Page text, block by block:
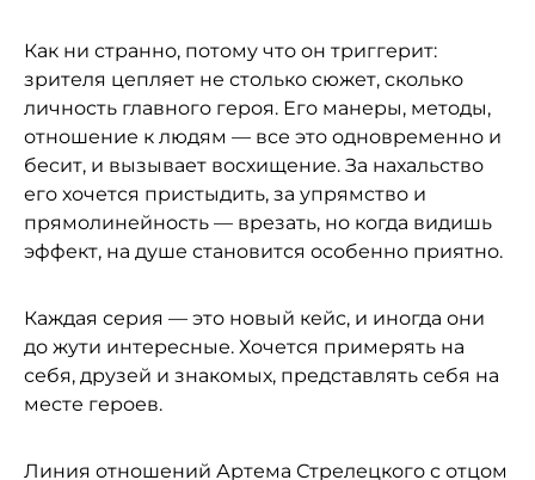
Как ни странно, потому что он триггерит:
зрителя цепляет не столько сюжет, сколько
личность главного героя. Его манеры, методы,
отношение к людям — все это одновременно и
бесит, и вызывает восхищение. За нахальство
его хочется пристыдить, за упрямство и
прямолинейность — врезать, но когда видишь
эффект, на душе становится особенно приятно.
Каждая серия — это новый кейс, и иногда они
до жути интересные. Хочется примерять на
себя, друзей и знакомых, представлять себя на
месте героев.
Линия отношений Артема Стрелецкого с отцом